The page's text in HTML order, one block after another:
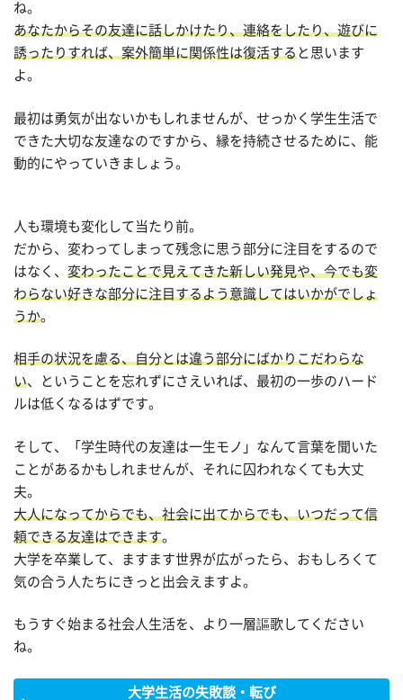
ね。
あなたからその友達に話しかけたり、連絡をしたり、遊びに
誘ったりすれば、案外簡単に関係性は復活すると思います
よ。
最初は勇気が出ないかもしれませんが、せっかく学生生活で
できた大切な友達なのですから、縁を持続させるために、能
動的にやっていきましょう。
人も環境も変化して当たり前。
だから、変わってしまって残念に思う部分に注目をするので
はなく、 変わったことで見えてきた新しい発見や、今でも変
わらない好きな部分に注目するよう意識してはいかがでしょ
うか。
相手の状況を慮る、自分とは違う部分にばかりこだわらな
い、ということを忘れずにさえいれば、最初の一歩のハード
ルは低くなるはずです。
そして、「学生時代の友達は一生モノ」なんて言葉を聞いた
ことがあるかもしれませんが、それに囚われなくても大丈
夫。
大人になってからでも、社会に出てからでも、いつだって信
頼できる友達はできます。
大学を卒業して、ますます世界が広がったら、おもしろくて
気の合う人たちにきっと出会えますよ。
もうすぐ始まる社会人生活を、より一層謳歌してください
ね。
大学生活の失敗談・転び